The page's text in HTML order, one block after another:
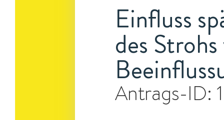
Einfluss
des
Antrags-ID: